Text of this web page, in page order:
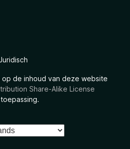
op de inhoud van deze website
Share-Alike License